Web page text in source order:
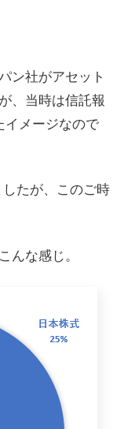
ン社がアセット
、当時は信託報
イメージなので
たが、このご時
んな感じ。